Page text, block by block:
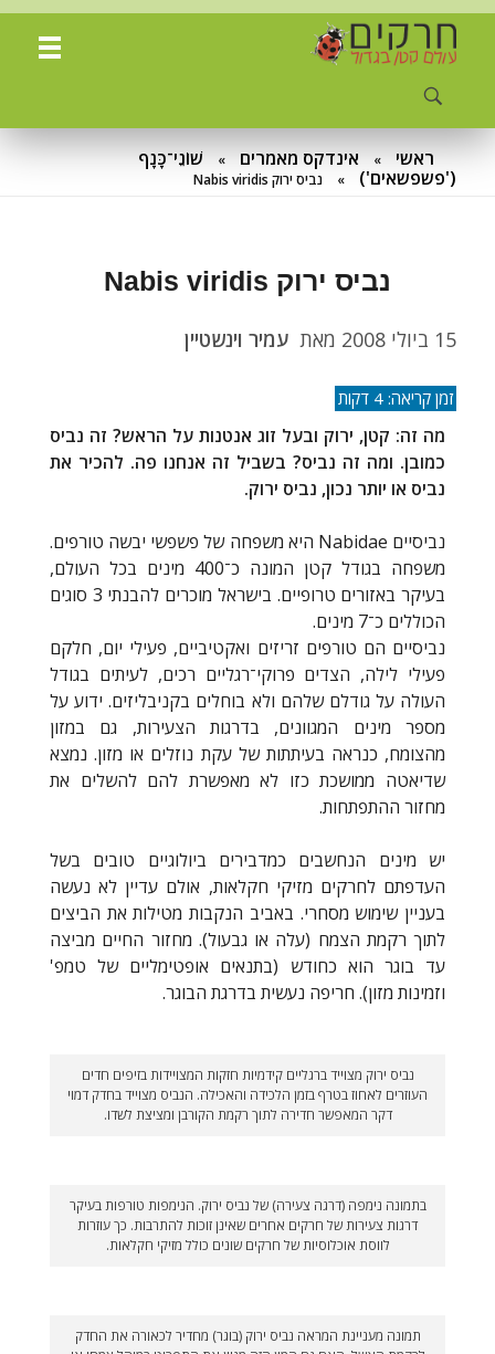
חרקים - עולם קטן בגדול
ראשי » אינדקס מאמרים »
שׁוֹנֵי־כָּנָף
('פשפשאים')
» נביס ירוק Nabis viridis
נביס ירוק Nabis viridis
15 ביולי 2008 מאת עמיר וינשטיין
מה זה: קטן, ירוק ובעל זוג אנטנות על הראש? זה נביס
כמובן. ומה זה נביס? בשביל זה אנחנו פה. להכיר את
נביס או יותר נכון, נביס ירוק.
נביסיים Nabidae היא משפחה של פשפשי יבשה טורפים.
משפחה בגודל קטן המונה כ־400 מינים בכל העולם,
בעיקר באזורים טרופיים. בישראל מוכרים להבנתי 3 סוגים
הכוללים כ־7 מינים.
נביסיים הם טורפים זריזים ואקטיביים, פעילי יום, חלקם
פעילי לילה, הצדים פרוקי־רגליים רכים, לעיתים בגודל
העולה על גודלם שלהם ולא בוחלים בקניבליזים. ידוע על
מספר מינים המגוונים, בדרגות הצעירות, גם במזון
מהצומח, כנראה בעיתתות של עקת נוזלים או מזון. נמצא
שדיאטה ממושכת כזו לא מאפשרת להם להשלים את
מחזור ההתפתחות.
יש מינים הנחשבים כמדבירים ביולוגיים טובים בשל
העדפתם לחרקים מזיקי חקלאות, אולם עדיין לא נעשה
בעניין שימוש מסחרי. באביב הנקבות מטילות את הביצים
לתוך רקמת הצמח (עלה או גבעול). מחזור החיים מביצה
עד בוגר הוא כחודש (בתנאים אופטימליים של טמפ'
וזמינות מזון). חריפה נעשית בדרגת הבוגר.
נביס ירוק מצוייד ברגליים קידמיות חזקות המצויידות בזיפים חדים
העוזרים לאחוז בטרף בזמן הלכידה והאכילה. הנביס מצוייד בחדק דמוי
דקר המאפשר חדירה לתוך רקמת הקורבן ומציצת לשדו.
בתמונה נימפה (דרגה צעירה) של נביס ירוק. הנימפות טורפות בעיקר
דרגות צעירות של חרקים אחרים שאינן זוכות להתרבות. כך עוזרות
לווסת אוכלוסיות של חרקים שונים כולל מזיקי חקלאות.
תמונה מעניינת המראה נביס ירוק (בוגר) מחדיר לכאורה את החדק